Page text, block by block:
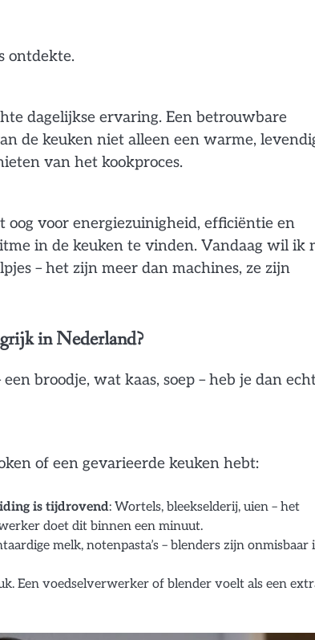
ontdekte.
dagelijkse ervaring. Een betrouwbare
de keuken niet alleen een warme,
van het kookproces.
voor energiezuinigheid, efficiëntie en
in de keuken te vinden. Vandaag wil ik
– het zijn meer dan machines, ze zijn
in Nederland?
broodje, wat kaas, soep – heb je dan
of een gevarieerde keuken hebt:
is tijdrovend: Wortels, bleekselderij, uien – het
doet dit binnen een minuut.
melk, notenpasta’s – blenders zijn onmisbaar
Een voedselverwerker of blender voelt als een